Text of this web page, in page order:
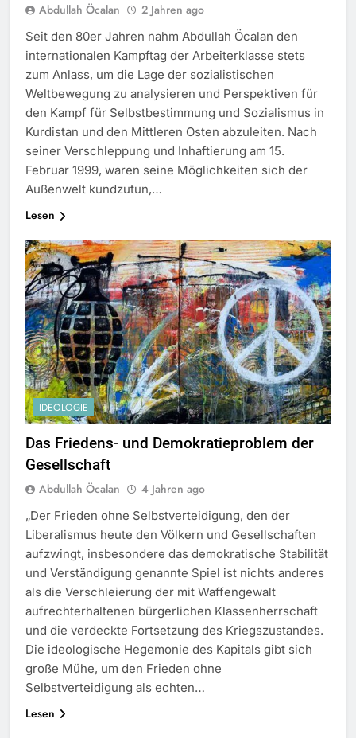
Abdullah Öcalan 2 Jahren ago
Seit den 80er Jahren nahm Abdullah Öcalan den
internationalen Kampftag der Arbeiterklasse stets
zum Anlass, um die Lage der sozialistischen
Weltbewegung zu analysieren und Perspektiven für
den Kampf für Selbstbestimmung und Sozialismus in
Kurdistan und den Mittleren Osten abzuleiten. Nach
seiner Verschleppung und Inhaftierung am 15.
Februar 1999, waren seine Möglichkeiten sich der
Außenwelt kundzutun,…
Lesen
IDEOLOGIE
Das Friedens- und Demokratieproblem der
Gesellschaft
Abdullah Öcalan 4 Jahren ago
„Der Frieden ohne Selbstverteidigung, den der
Liberalismus heute den Völkern und Gesellschaften
aufzwingt, insbesondere das demokratische Stabilität
und Verständigung genannte Spiel ist nichts anderes
als die Verschleierung der mit Waffengewalt
aufrechterhaltenen bürgerlichen Klassenherrschaft
und die verdeckte Fortsetzung des Kriegszustandes.
Die ideologische Hegemonie des Kapitals gibt sich
große Mühe, um den Frieden ohne
Selbstverteidigung als echten…
Lesen